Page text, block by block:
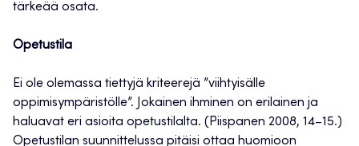
tärkeää osata.
Opetustila
Ei ole olemassa tiettyjä kriteerejä ”viihtyisälle
oppimisympäristölle”. Jokainen ihminen on erilainen ja
haluavat eri asioita opetustilalta. (Piispanen 2008, 14–15.)
Opetustilan suunnittelussa pitäisi ottaa huomioon